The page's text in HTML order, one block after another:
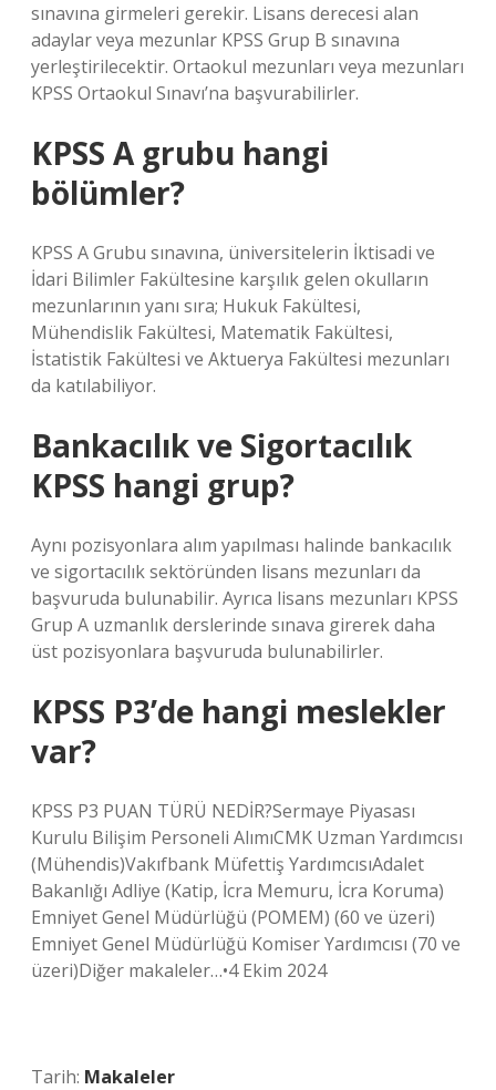
sınavına girmeleri gerekir. Lisans derecesi alan
adaylar veya mezunlar KPSS Grup B sınavına
yerleştirilecektir. Ortaokul mezunları veya mezunları
KPSS Ortaokul Sınavı’na başvurabilirler.
KPSS A grubu hangi
bölümler?
KPSS A Grubu sınavına, üniversitelerin İktisadi ve
İdari Bilimler Fakültesine karşılık gelen okulların
mezunlarının yanı sıra; Hukuk Fakültesi,
Mühendislik Fakültesi, Matematik Fakültesi,
İstatistik Fakültesi ve Aktuerya Fakültesi mezunları
da katılabiliyor.
Bankacılık ve Sigortacılık
KPSS hangi grup?
Aynı pozisyonlara alım yapılması halinde bankacılık
ve sigortacılık sektöründen lisans mezunları da
başvuruda bulunabilir. Ayrıca lisans mezunları KPSS
Grup A uzmanlık derslerinde sınava girerek daha
üst pozisyonlara başvuruda bulunabilirler.
KPSS P3’de hangi meslekler
var?
KPSS P3 PUAN TÜRÜ NEDİR?Sermaye Piyasası
Kurulu Bilişim Personeli AlımıCMK Uzman Yardımcısı
(Mühendis)Vakıfbank Müfettiş YardımcısıAdalet
Bakanlığı Adliye (Katip, İcra Memuru, İcra Koruma)
Emniyet Genel Müdürlüğü (POMEM) (60 ve üzeri)
Emniyet Genel Müdürlüğü Komiser Yardımcısı (70 ve
üzeri)Diğer makaleler…•4 Ekim 2024
Tarih: Makaleler